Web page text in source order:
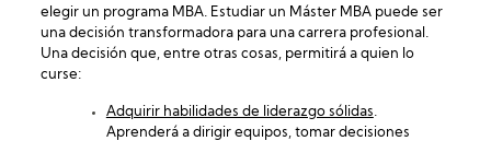
elegir un programa MBA. Estudiar un Máster MBA puede ser
una decisión transformadora para una carrera profesional.
Una decisión que, entre otras cosas, permitirá a quien lo
curse:
Adquirir habilidades de liderazgo sólidas.
Aprenderá a dirigir equipos, tomar decisiones